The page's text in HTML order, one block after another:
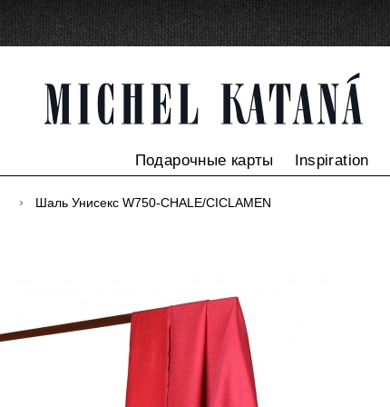
Подарочные карты Inspiration
Шаль Унисекс W750-CHALE/CICLAMEN